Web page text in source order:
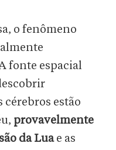
o fenômeno
fonte espacial
cérebros estão
provavelmente
da Luae as